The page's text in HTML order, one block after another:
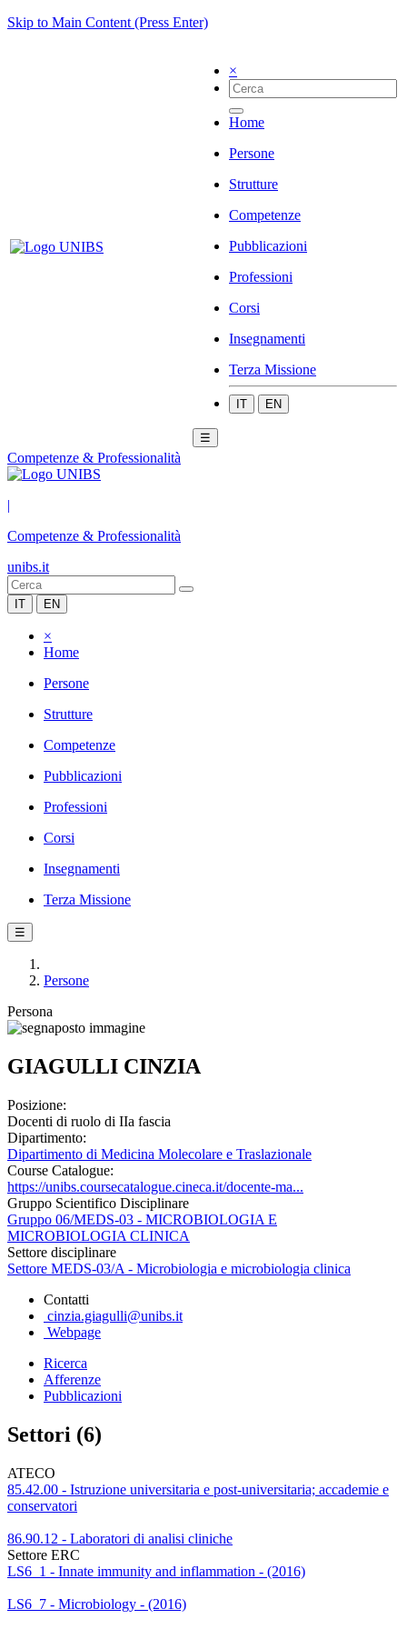
Skip to Main Content (Press Enter)
×
Home
Persone
Strutture
Competenze
Pubblicazioni
Professioni
Corsi
Insegnamenti
Terza Missione
IT EN
☰
Competenze & Professionalità
|
Competenze & Professionalità
unibs.it
IT EN
×
Home
Persone
Strutture
Competenze
Pubblicazioni
Professioni
Corsi
Insegnamenti
Terza Missione
☰
Persone
Persona
GIAGULLI CINZIA
Posizione:
Docenti di ruolo di IIa fascia
Dipartimento:
Dipartimento di Medicina Molecolare e Traslazionale
Course Catalogue:
https://unibs.coursecatalogue.cineca.it/docente-ma...
Gruppo Scientifico Disciplinare
Gruppo 06/MEDS-03 - MICROBIOLOGIA E
MICROBIOLOGIA CLINICA
Settore disciplinare
Settore MEDS-03/A - Microbiologia e microbiologia clinica
Contatti
cinzia.giagulli@unibs.it
Webpage
Ricerca
Afferenze
Pubblicazioni
Settori (6)
ATECO
85.42.00 - Istruzione universitaria e post-universitaria; accademie e
conservatori
86.90.12 - Laboratori di analisi cliniche
Settore ERC
LS6_1 - Innate immunity and inflammation - (2016)
LS6_7 - Microbiology - (2016)